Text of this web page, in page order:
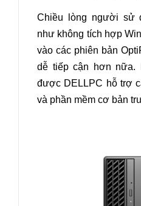
Chiều lòng người sử
như không tích hợp
vào các phiên bản
dễ tiếp cận hơn nữa.
được DELLPC hỗ trợ
và phần mềm cơ bản